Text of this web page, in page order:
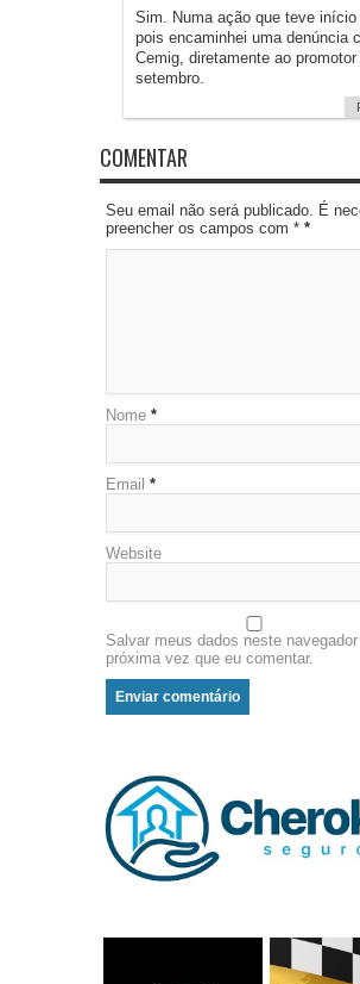
Sim. Numa ação que teve início
pois encaminhei uma denúncia
Cemig, diretamente ao promotor
setembro.
COMENTAR
Seu email não será publicado. É
preencher os campos com * *
Nome *
Email *
Website
Salvar meus dados neste
próxima vez que eu comentar.